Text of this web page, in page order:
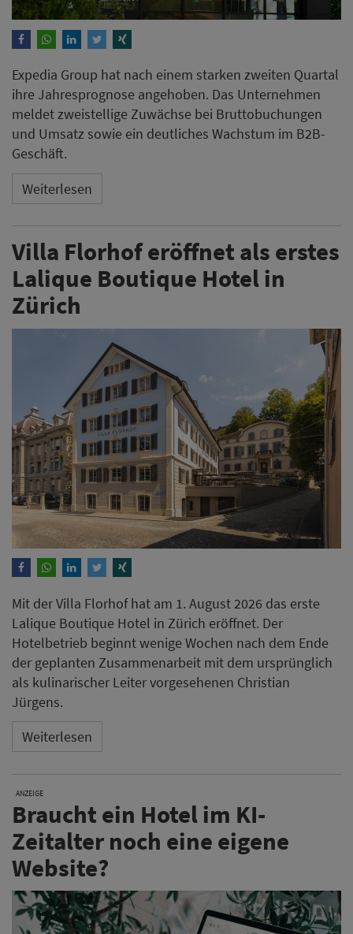
Expedia Group hat nach einem starken zweiten Quartal
ihre Jahresprognose angehoben. Das Unternehmen
meldet zweistellige Zuwächse bei Bruttobuchungen
und Umsatz sowie ein deutliches Wachstum im B2B-
Geschäft.
Weiterlesen
Villa Florhof eröffnet als erstes
Lalique Boutique Hotel in
Zürich
Mit der Villa Florhof hat am 1. August 2026 das erste
Lalique Boutique Hotel in Zürich eröffnet. Der
Hotelbetrieb beginnt wenige Wochen nach dem Ende
der geplanten Zusammenarbeit mit dem ursprünglich
als kulinarischer Leiter vorgesehenen Christian
Jürgens.
Weiterlesen
ANZEIGE
Braucht ein Hotel im KI-
Zeitalter noch eine eigene
Website?